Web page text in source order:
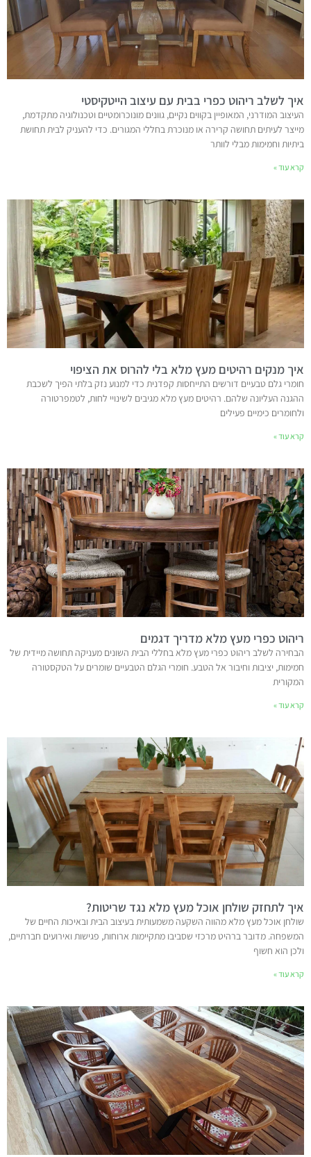
איך לשלב ריהוט כפרי בבית עם עיצוב הייטקיסטי
העיצוב המודרני, המאופיין בקווים נקיים, גוונים מונוכרומטיים וטכנולוגיה מתקדמת,
מייצר לעיתים תחושה קרירה או מנוכרת בחללי המגורים. כדי להעניק לבית תחושת
ביתיות וחמימות מבלי לוותר
קרא עוד »
איך מנקים רהיטים מעץ מלא בלי להרוס את הציפוי
חומרי גלם טבעיים דורשים התייחסות קפדנית כדי למנוע נזק בלתי הפיך לשכבת
ההגנה העליונה שלהם. רהיטים מעץ מלא מגיבים לשינויי לחות, לטמפרטורה
ולחומרים כימיים פעילים
קרא עוד »
ריהוט כפרי מעץ מלא מדריך דגמים
הבחירה לשלב ריהוט כפרי מעץ מלא בחללי הבית השונים מעניקה תחושה מיידית של
חמימות, יציבות וחיבור אל הטבע. חומרי הגלם הטבעיים שומרים על הטקסטורה
המקורית
קרא עוד »
איך לתחזק שולחן אוכל מעץ מלא נגד שריטות?
שולחן אוכל מעץ מלא מהווה השקעה משמעותית בעיצוב הבית ובאיכות החיים של
המשפחה. מדובר ברהיט מרכזי שסביבו מתקיימות ארוחות, פגישות ואירועים חברתיים,
ולכן הוא חשוף
קרא עוד »